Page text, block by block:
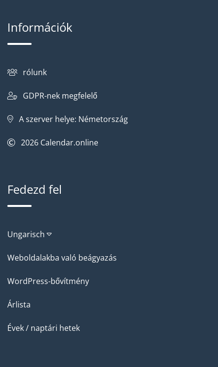
Információk
rólunk
GDPR-nek megfelelő
A szerver helye: Németország
2026 Calendar.online
Fedezd fel
Ungarisch
Weboldalakba való beágyazás
WordPress-bővítmény
Árlista
Évek / naptári hetek